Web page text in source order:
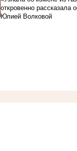
откровенно рассказала
Юлией Волковой